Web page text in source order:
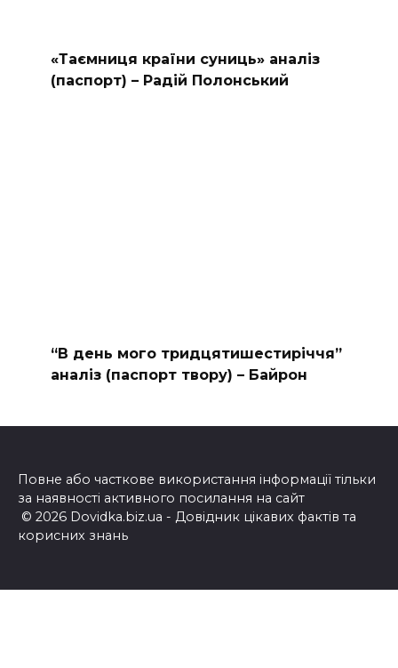
«Таємниця країни суниць» аналіз
(паспорт) – Радій Полонський
“В день мого тридцятишестиріччя”
аналіз (паспорт твору) – Байрон
Повне або часткове використання інформації тільки
за наявності активного посилання на сайт
© 2026 Dovidka.biz.ua - Довідник цікавих фактів та
корисних знань